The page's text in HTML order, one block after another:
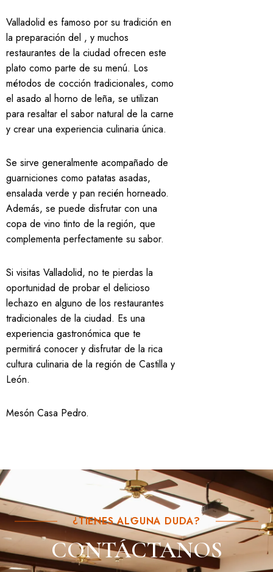
Valladolid es famoso por su tradición en
la preparación del , y muchos
restaurantes de la ciudad ofrecen este
plato como parte de su menú. Los
métodos de cocción tradicionales, como
el asado al horno de leña, se utilizan
para resaltar el sabor natural de la carne
y crear una experiencia culinaria única.
Se sirve generalmente acompañado de
guarniciones como patatas asadas,
ensalada verde y pan recién horneado.
Además, se puede disfrutar con una
copa de vino tinto de la región, que
complementa perfectamente su sabor.
Si visitas Valladolid, no te pierdas la
oportunidad de probar el delicioso
lechazo en alguno de los restaurantes
tradicionales de la ciudad. Es una
experiencia gastronómica que te
permitirá conocer y disfrutar de la rica
cultura culinaria de la región de Castilla y
León.
Mesón Casa Pedro.
¿TIENES ALGUNA DUDA?
CONTÁCTANOS